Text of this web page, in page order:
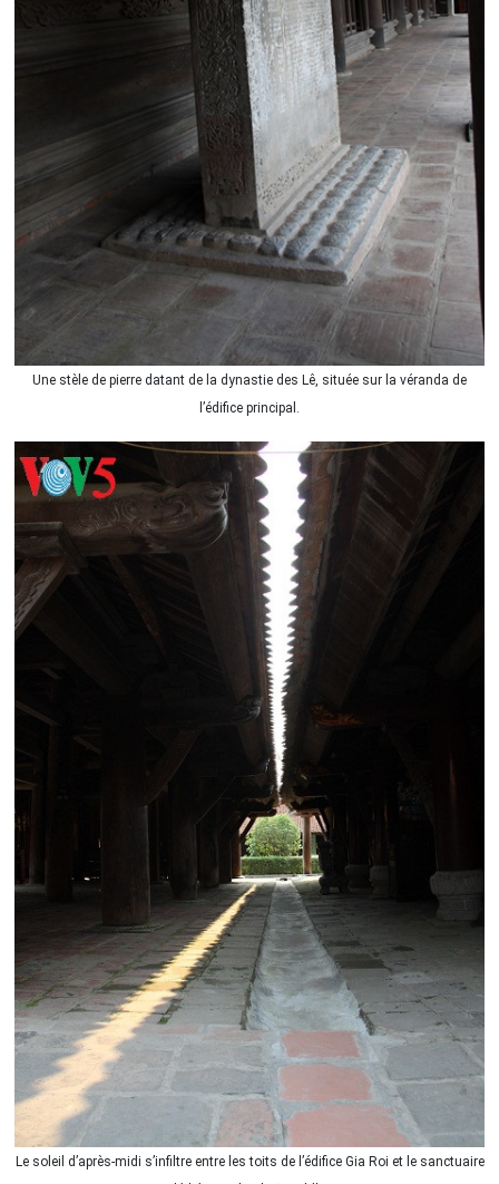
Une stèle de pierre datant de la dynastie des Lê, située sur la véranda de
l’édifice principal.
Le soleil d’après-midi s’infiltre entre les toits de l’édifice Gia Roi et le sanctuaire